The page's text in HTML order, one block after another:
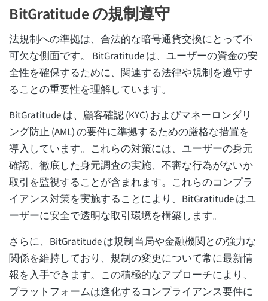
BitGratitude の規制遵守
法規制への準拠は、合法的な暗号通貨交換にとって不
可欠な側面です。 BitGratitude は、ユーザーの資金の安
全性を確保するために、関連する法律や規制を遵守す
ることの重要性を理解しています。
BitGratitude は、顧客確認 (KYC) およびマネーロンダリ
ング防止 (AML) の要件に準拠するための厳格な措置を
導入しています。これらの対策には、ユーザーの身元
確認、徹底した身元調査の実施、不審な行為がないか
取引を監視することが含まれます。これらのコンプラ
イアンス対策を実施することにより、BitGratitude はユ
ーザーに安全で透明な取引環境を構築します。
さらに、BitGratitude は規制当局や金融機関との強力な
関係を維持しており、規制の変更について常に最新情
報を入手できます。この積極的なアプローチにより、
プラットフォームは進化するコンプライアンス要件に